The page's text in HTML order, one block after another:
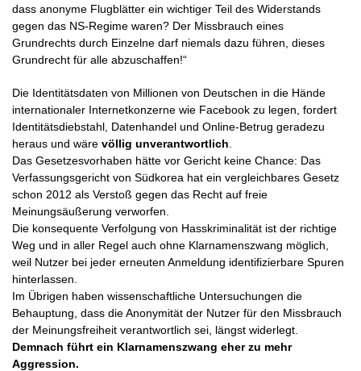
dass anonyme Flugblätter ein wichtiger Teil des Widerstands
gegen das NS-Regime waren? Der Missbrauch eines
Grundrechts durch Einzelne darf niemals dazu führen, dieses
Grundrecht für alle abzuschaffen!“
Die Identitätsdaten von Millionen von Deutschen in die Hände
internationaler Internetkonzerne wie Facebook zu legen, fordert
Identitätsdiebstahl, Datenhandel und Online-Betrug geradezu
heraus und wäre völlig unverantwortlich
Das Gesetzesvorhaben hätte vor Gericht keine Chance: Das
Verfassungsgericht von Südkorea hat ein vergleichbares Gesetz
schon 2012 als Verstoß gegen das Recht auf freie
Meinungsäußerung verworfen.
Die konsequente Verfolgung von Hasskriminalität ist der richtige
Weg und in aller Regel auch ohne Klarnamenszwang möglich,
weil Nutzer bei jeder erneuten Anmeldung identifizierbare Spuren
hinterlassen.
Im Übrigen haben wissenschaftliche Untersuchungen die
Behauptung, dass die Anonymität der Nutzer für den Missbrauch
der Meinungsfreiheit verantwortlich sei, längst widerlegt.
Demnach führt ein Klarnamenszwang eher zu mehr
Aggression.